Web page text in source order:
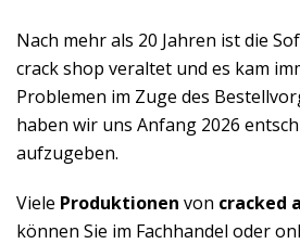
Nach mehr als 20 Jahren ist die
crack shop veraltet und es kam
Problemen im Zuge des
haben wir uns Anfang 2026
aufzugeben.
Viele Produktionen von cracked
können Sie im Fachhandel oder